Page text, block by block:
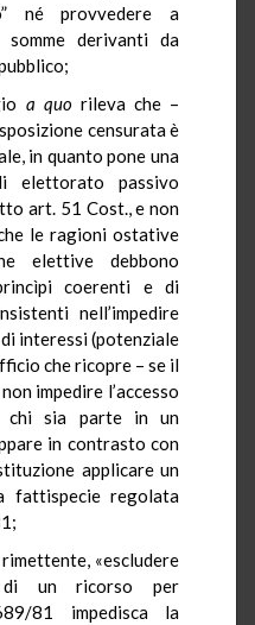
né provvedere a
somme derivanti da
a quo rileva che –
censurata è
in quanto pone una
elettorato passivo
art. 51 Cost., e non
le ragioni ostative
elettive debbono
coerenti e di
nell’impedire
interessi (potenziale
che ricopre – se il
impedire l’accesso
chi sia parte in un
in contrasto con
applicare un
fattispecie regolata
«escludere
di un ricorso per
81 impedisca la